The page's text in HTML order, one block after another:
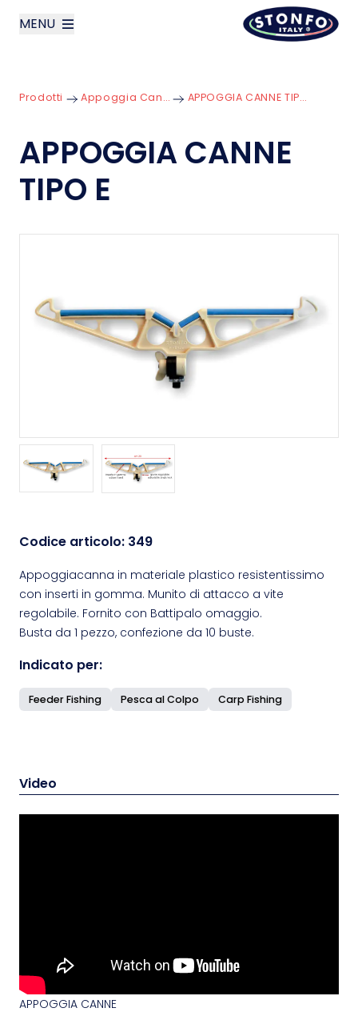
MENU
Prodotti
News
Prodotti Appoggia Canne APPOGGIA CANNE TIPO E
APPOGGIA CANNE
TIPO E
Codice articolo: 349
Appoggiacanna in materiale plastico resistentissimo
con inserti in gomma. Munito di attacco a vite
regolabile. Fornito con Battipalo omaggio.
Busta da 1 pezzo, confezione da 10 buste.
Indicato per:
Feeder Fishing Pesca al Colpo Carp Fishing
Video
APPOGGIA CANNE